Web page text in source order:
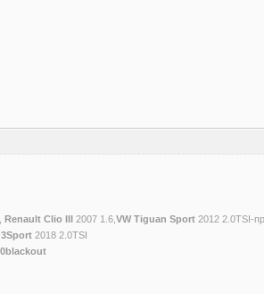
Renault Clio III 2007 1.6,VW Tiguan Sport 2012 2.0TSI-
2018 2.0TSI